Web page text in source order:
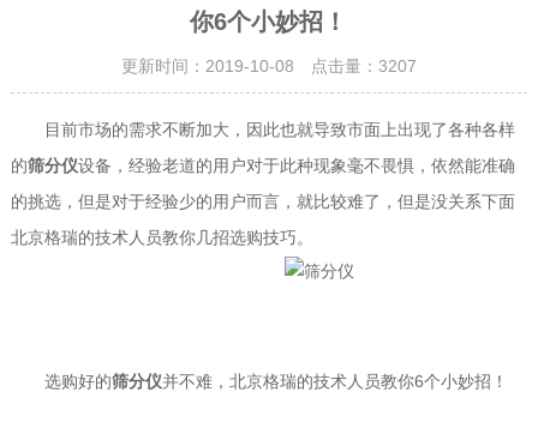
你6个小妙招！
更新时间：2019-10-08 点击量： 3207
目前市场的需求不断加大，因此也就导致市面上出现了各种各样
的筛分仪设备，经验老道的用户对于此种现象毫不畏惧，依然能准确
的挑选，但是对于经验少的用户而言，就比较难了，但是没关系下面
北京格瑞的技术人员教你几招选购技巧。
选购好的筛分仪并不难，北京格瑞的技术人员教你6个小妙招！